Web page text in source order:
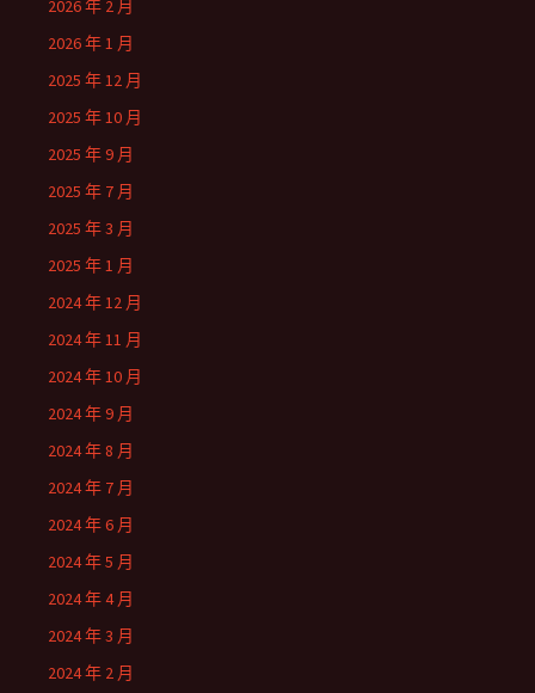
2026 年 2 月
2026 年 1 月
2025 年 12 月
2025 年 10 月
2025 年 9 月
2025 年 7 月
2025 年 3 月
2025 年 1 月
2024 年 12 月
2024 年 11 月
2024 年 10 月
2024 年 9 月
2024 年 8 月
2024 年 7 月
2024 年 6 月
2024 年 5 月
2024 年 4 月
2024 年 3 月
2024 年 2 月